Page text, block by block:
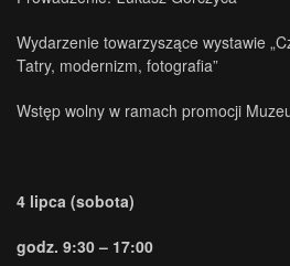
Wydarzenie towarzyszące wystawie
Tatry, modernizm, fotografia”
Wstęp wolny w ramach promocji
4 lipca (sobota)
godz. 9:30 – 17:00